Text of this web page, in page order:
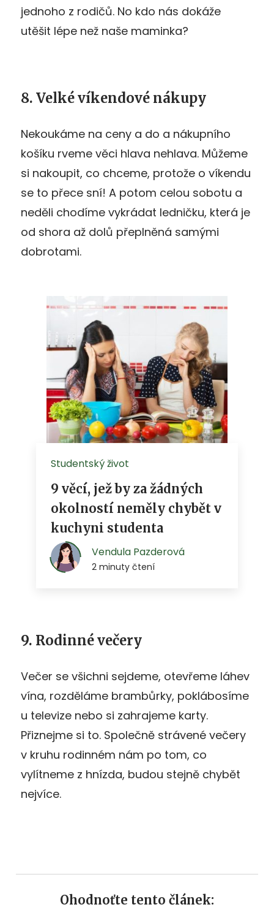
jednoho z rodičů. No kdo nás dokáže
utěšit lépe než naše maminka?
8. Velké víkendové nákupy
Nekoukáme na ceny a do a nákupního
košíku rveme věci hlava nehlava. Můžeme
si nakoupit, co chceme, protože o víkendu
se to přece sní! A potom celou sobotu a
neděli chodíme vykrádat ledničku, která je
od shora až dolů přeplněná samými
dobrotami.
9. Rodinné večery
Večer se všichni sejdeme, otevřeme láhev
vína, rozděláme brambůrky, poklábosíme
u televize nebo si zahrajeme karty.
Přiznejme si to. Společně strávené večery
v kruhu rodinném nám po tom, co
vylítneme z hnízda, budou stejně chybět
nejvíce.
Ohodnoťte tento článek: